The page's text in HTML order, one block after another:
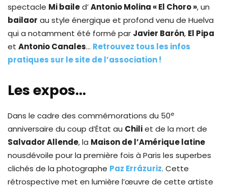
spectacle Mi bailed’Antonio Molina « El Choro », un
bailaor au style énergique et profond venu de Huelva
qui a notamment été formé par Javier Barón, El Pipa
et Antonio Canales… Retrouvez tous les infos
pratiques sur le site de l’association !
Les expos…
Dans le cadre des commémorations du 50e
anniversaire du coup d’État au Chiliet de la mort de
Salvador Allende, la Maison de l’Amérique latine
nousdévoile pour la première fois à Paris les superbes
clichés de la photographe Paz Errázuriz. Cette
rétrospective met en lumière l’œuvre de cette artiste